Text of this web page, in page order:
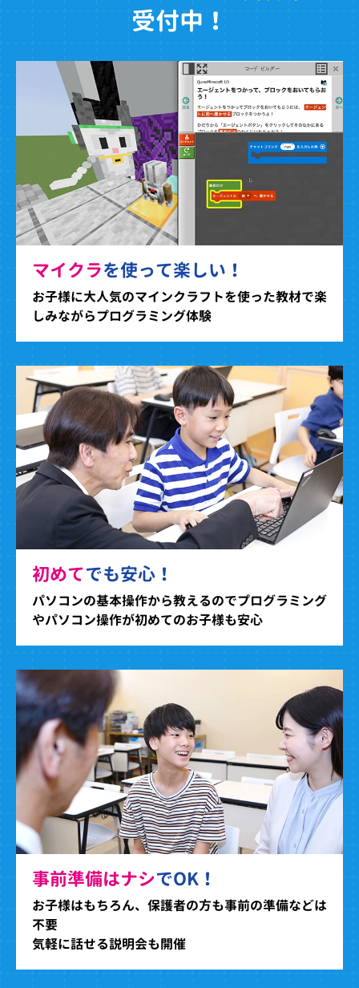
受付中！
マイクラを使って楽しい！
お子様に大人気のマインクラフトを使った教材で楽
しみながらプログラミング体験
初めてでも安心！
パソコンの基本操作から教えるのでプログラミング
やパソコン操作が初めてのお子様も安心
事前準備はナシでOK！
お子様はもちろん、保護者の方も事前の準備などは
不要
気軽に話せる説明会も開催